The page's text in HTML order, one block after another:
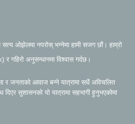
सत्य ओझेलमा नपरोस् भन्नेमा हामी सजग छौं। हाम्रो
गहिरो अनुसन्धानमा विश्वास गर्दछ।
र जनताको आवाज बन्ने यात्रामा सधैं अविचलित
दिएर सुशासनको यो यात्रामा सहभागी हुनुभएकोमा